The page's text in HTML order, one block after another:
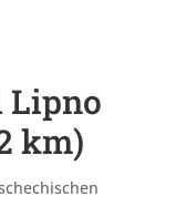
Lipno
km)